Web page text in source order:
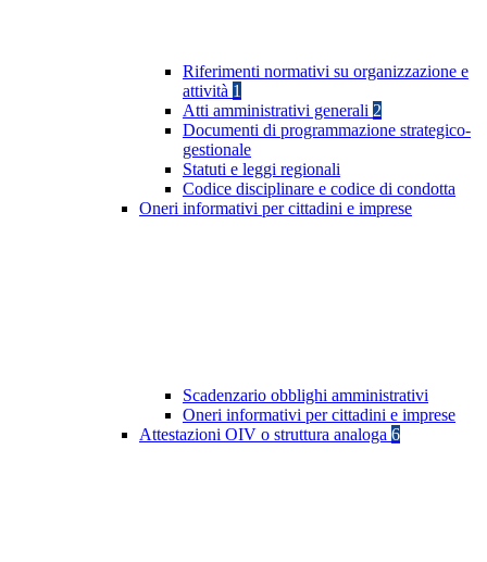
Riferimenti normativi su organizzazione e
attività 1
Atti amministrativi generali 2
Documenti di programmazione strategico-
gestionale
Statuti e leggi regionali
Codice disciplinare e codice di condotta
Oneri informativi per cittadini e imprese
Scadenzario obblighi amministrativi
Oneri informativi per cittadini e imprese
Attestazioni OIV o struttura analoga 6